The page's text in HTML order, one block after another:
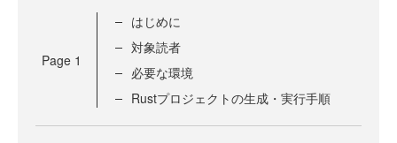
Page 1
はじめに
対象読者
必要な環境
Rustプロジェクトの生成・実行手順